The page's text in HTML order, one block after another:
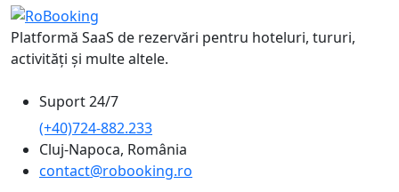
Platformă SaaS de rezervări pentru hoteluri, tururi,
activități și multe altele.
Suport 24/7
(+40)724-882.233
Cluj-Napoca, România
contact@robooking.ro